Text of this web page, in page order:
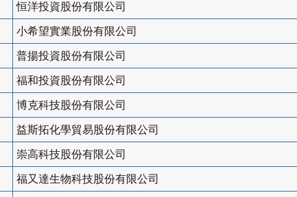
恒洋投資股份有限公司
小希望實業股份有限公司
普揚投資股份有限公司
福和投資股份有限公司
博克科技股份有限公司
益斯拓化學貿易股份有限公司
崇高科技股份有限公司
福又達生物科技股份有限公司